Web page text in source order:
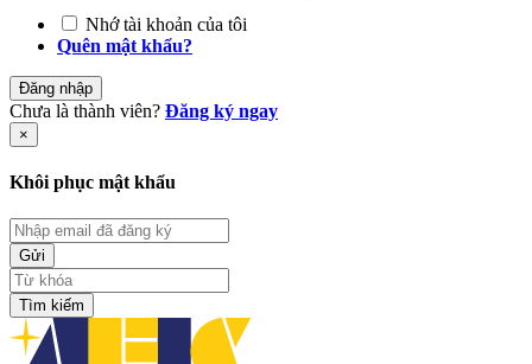
Nhớ tài khoản của tôi
Quên mật khẩu?
Đăng nhập
Chưa là thành viên? Đăng ký ngay
×
Khôi phục mật khẩu
Tìm kiếm